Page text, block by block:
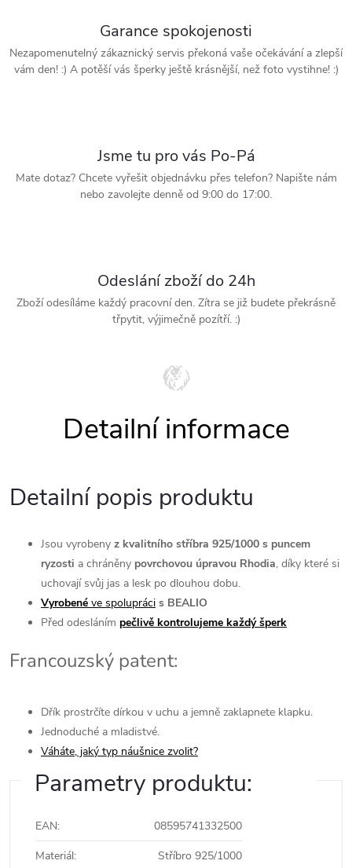
Garance spokojenosti
Nezapomenutelný zákaznický servis překoná vaše očekávání a zlepší
vám den! :) A potěší vás šperky ještě krásnější, než foto vystihne! :)
Jsme tu pro vás Po-Pá
Mate dotaz? Chcete vyřešit objednávku přes telefon? Napište nám
nebo zavolejte denně od 9:00 do 17:00.
Odeslání zboží do 24h
Zboží odesíláme každý pracovní den. Zítra se již budete překrásně
třpytit, výjimečně pozítří. :)
Detailní popis produktu
Jsou vyrobeny z kvalitního stříbra 925/1000 s puncem
ryzosti a chráněny povrchovou úpravou Rhodia, díky které si
uchovají svůj jas a lesk po dlouhou dobu.
Vyrobené ve spolupráci s BEALIO
Před odesláním pečlivě kontrolujeme každý šperk
Francouzský patent:
Dřík prostrčíte dírkou v uchu a jemně zaklapnete klapku.
Jednoduché a mladistvé.
Váháte, jaký typ náušnice zvolit?
Parametry produktu:
EAN:
08595741332500
Materiál: Stříbro 925/1000